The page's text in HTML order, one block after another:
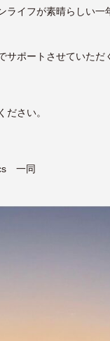
ライフが素晴らしい一
サポートさせていただ
ださい。
一同